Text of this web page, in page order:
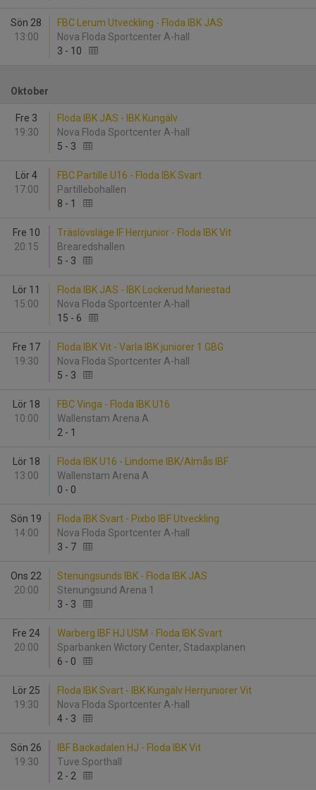
Sön 28
13:00
FBC Lerum Utveckling - Floda IBK JAS
Nova Floda Sportcenter A-hall
3 - 10
Oktober
Fre 3
19:30
Floda IBK JAS - IBK Kungälv
Nova Floda Sportcenter A-hall
5 - 3
Lör 4
17:00
FBC Partille U16 - Floda IBK Svart
Partillebohallen
8 - 1
Fre 10
20:15
Träslövsläge IF Herrjunior - Floda IBK Vit
Brearedshallen
5 - 3
Lör 11
15:00
Floda IBK JAS - IBK Lockerud Mariestad
Nova Floda Sportcenter A-hall
15 - 6
Fre 17
19:30
Floda IBK Vit - Varla IBK juniorer 1 GBG
Nova Floda Sportcenter A-hall
5 - 3
Lör 18
10:00
FBC Vinga - Floda IBK U16
Wallenstam Arena A
2 - 1
Lör 18
13:00
Floda IBK U16 - Lindome IBK/Almås IBF
Wallenstam Arena A
0 - 0
Sön 19
14:00
Floda IBK Svart - Pixbo IBF Utveckling
Nova Floda Sportcenter A-hall
3 - 7
Ons 22
20:00
Stenungsunds IBK - Floda IBK JAS
Stenungsund Arena 1
3 - 3
Fre 24
20:00
Warberg IBF HJ USM - Floda IBK Svart
Sparbanken Wictory Center, Stadaxplanen
6 - 0
Lör 25
19:30
Floda IBK Svart - IBK Kungälv Herrjuniorer Vit
Nova Floda Sportcenter A-hall
4 - 3
Sön 26
19:30
IBF Backadalen HJ - Floda IBK Vit
Tuve Sporthall
2 - 2